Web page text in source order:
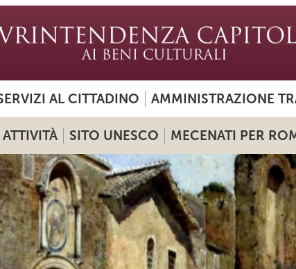
AL CITTADINO AMMINISTRAZIONE
ATTIVITÀ SITO UNESCO MECENATI PER